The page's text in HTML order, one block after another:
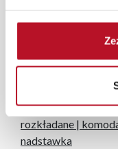
się od widocznych
monitora, rodzaju
Popularne
fotele
rozkładane |
nadstawka